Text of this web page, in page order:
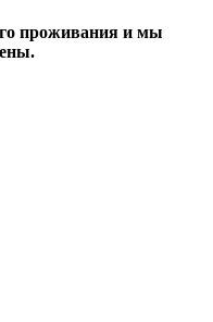
проживания и мы